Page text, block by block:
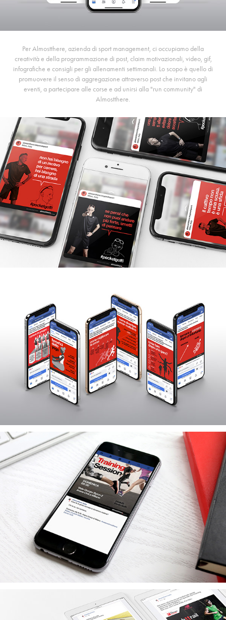
Per Almostthere, azienda di sport management, ci occupiamo della
creatività e della programmazione di post, claim motivazionali, video, gif,
infografiche e consigli per gli allenamenti settimanali. Lo scopo è quello di
promuovere il senso di aggregazione attraverso post che invitano agli
eventi, a partecipare alle corse e ad unirsi alla "run community" di
Almostthere.